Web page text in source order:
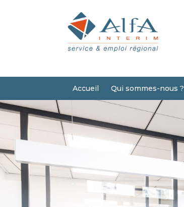
Accueil Qui sommes-nous ?